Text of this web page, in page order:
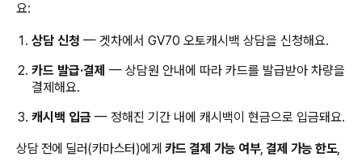
요:
상담 신청 — 겟차에서 GV70 오토캐시백 상담을 신청해요.
카드 발급·결제 — 상담원 안내에 따라 카드를 발급받아 차량을
결제해요.
캐시백 입금 — 정해진 기간 내에 캐시백이 현금으로 입금돼요.
상담 전에 딜러(카마스터)에게 카드 결제 가능 여부, 결제 가능 한도,